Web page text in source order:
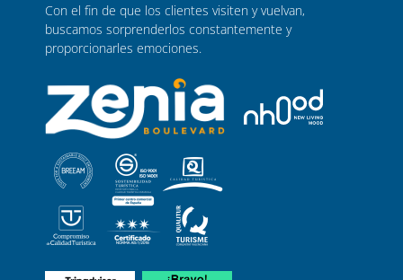
Con el fin de que los clientes visiten y vuelvan,
buscamos sorprenderlos constantemente y
proporcionarles emociones.